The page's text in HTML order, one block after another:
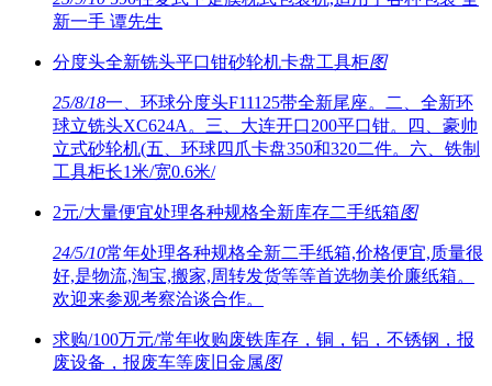
新一手 谭先生
分度头全新铣头平口钳砂轮机卡盘工具柜图
25/8/18一、环球分度头F11125带全新尾座。二、全新环
球立铣头XC624A。三、大连开口200平口钳。四、豪帅
立式砂轮机(五、环球四爪卡盘350和320二件。六、铁制
工具柜长1米/宽0.6米/
2元/大量便宜处理各种规格全新库存二手纸箱图
24/5/10常年处理各种规格全新二手纸箱,价格便宜,质量很
好,是物流,淘宝,搬家,周转发货等等首选物美价廉纸箱。
欢迎来参观考察洽谈合作。
求购/100万元/常年收购废铁库存，铜，铝，不锈钢，报
废设备，报废车等废旧金属图